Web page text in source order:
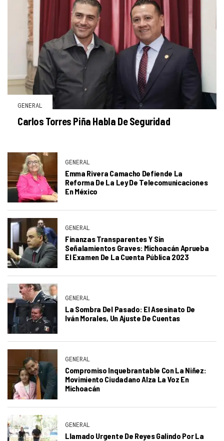
GENERAL
Carlos Torres Piña Habla De Seguridad
GENERAL
Emma Rivera Camacho Defiende La
Reforma De La Ley De Telecomunicaciones
En México
GENERAL
Finanzas Transparentes Y Sin
Señalamientos Graves: Michoacán Aprueba
El Examen De La Cuenta Pública 2023
GENERAL
La Sombra Del Pasado: El Asesinato De
Iván Morales, Un Ajuste De Cuentas
GENERAL
Compromiso Inquebrantable Con La Niñez:
Movimiento Ciudadano Alza La Voz En
Michoacán
GENERAL
Llamado Urgente De Reyes Galindo Por La